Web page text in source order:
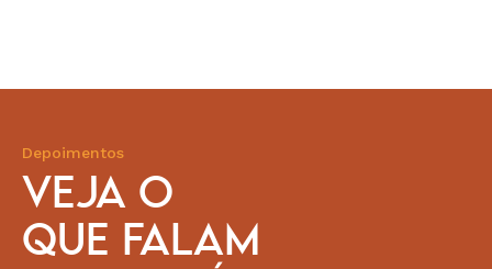
Depoimentos
VEJA O
QUE FALAM